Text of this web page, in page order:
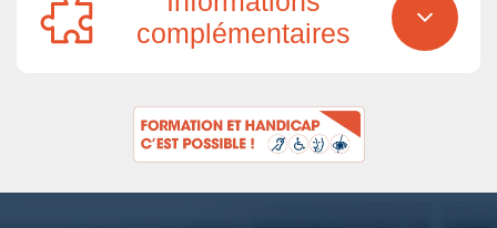
complémentaires